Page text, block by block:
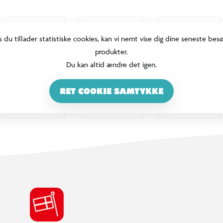
du tillader statistiske cookies, kan vi nemt vise dig dine seneste
produkter.
Du kan altid ændre det igen.
RET COOKIE SAMTYKKE